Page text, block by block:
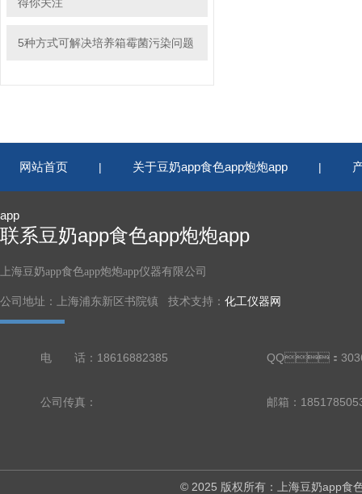
5种方式可解决培养箱霉菌污染问题
网站首页 | 关于豆奶app食色app炮炮app |
app
联系豆奶app食色app炮炮app
上海豆奶app食色app炮炮app仪器有限公司
公司地址：上海浦东新区书院镇 技术支持： 化工仪器网
电 话：18616882385 QQ：
公司传真： 邮箱：
© 2025 版权所有：上海豆奶app